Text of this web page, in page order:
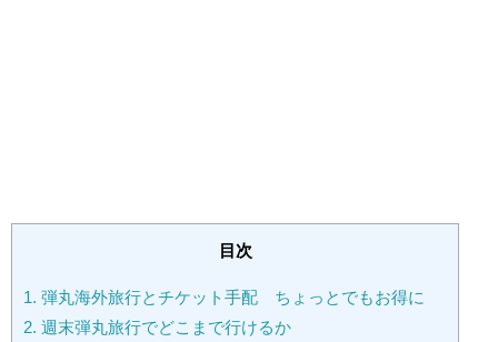
目次
1. 弾丸海外旅行とチケット手配 ちょっとでもお得に
2. 週末弾丸旅行でどこまで行けるか